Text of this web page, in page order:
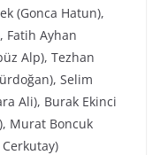
(Gonca Hatun),
Fatih Ayhan
Alp), Tezhan
Selim
Ali), Burak Ekinci
Murat Boncuk